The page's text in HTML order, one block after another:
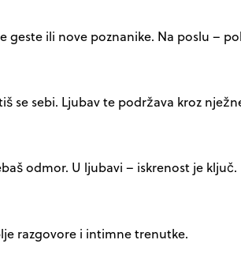
ili nove poznanike. Na poslu –
se sebi. Ljubav te podržava kroz
odmor. U ljubavi – iskrenost je ključ.
razgovore i intimne trenutke.